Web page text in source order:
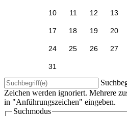
10 11 12 13
17 18 19 20
24 25 26 27
31
Zeichen werden ignoriert. Mehrere
in "Anführungszeichen" eingeben.
Suchmodus